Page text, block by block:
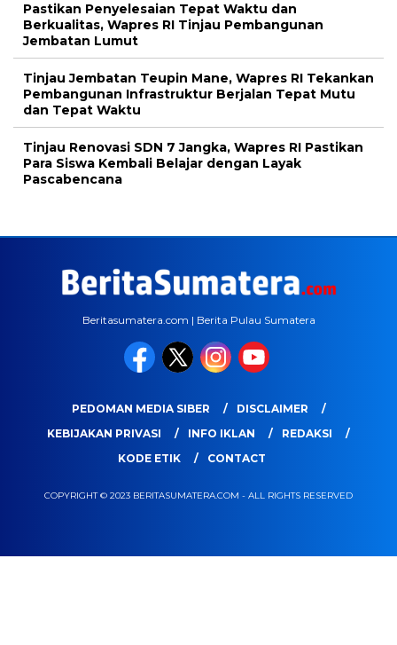
Pastikan Penyelesaian Tepat Waktu dan
Berkualitas, Wapres RI Tinjau Pembangunan
Jembatan Lumut
Tinjau Jembatan Teupin Mane, Wapres RI Tekankan
Pembangunan Infrastruktur Berjalan Tepat Mutu
dan Tepat Waktu
Tinjau Renovasi SDN 7 Jangka, Wapres RI Pastikan
Para Siswa Kembali Belajar dengan Layak
Pascabencana
Beritasumatera.com | Berita Pulau Sumatera
PEDOMAN MEDIA SIBER
DISCLAIMER
KEBIJAKAN PRIVASI
INFO IKLAN
REDAKSI
KODE ETIK
CONTACT
COPYRIGHT © 2023 BERITASUMATERA.COM - ALL RIGHTS RESERVED